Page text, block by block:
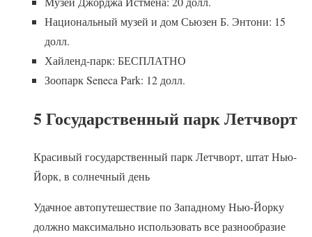
Национальный музей и дом Сьюзен Б. Энтони: 15
долл.
Хайленд-парк: БЕСПЛАТНО
Зоопарк Seneca Park: 12 долл.
5 Государственный парк Летчворт
Красивый государственный парк Летчворт, штат Нью-
Йорк, в солнечный день
Удачное автопутешествие по Западному Нью-Йорку
должно максимально использовать все разнообразие